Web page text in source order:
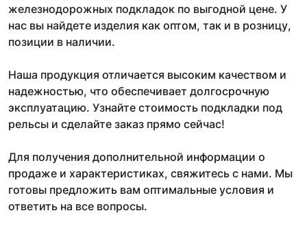
железнодорожных подкладок по выгодной цене. У
нас вы найдете изделия как оптом, так и в розницу,
позиции в наличии.
Наша продукция отличается высоким качеством и
надежностью, что обеспечивает долгосрочную
эксплуатацию. Узнайте стоимость подкладки под
рельсы и сделайте заказ прямо сейчас!
Для получения дополнительной информации о
продаже и характеристиках, свяжитесь с нами. Мы
готовы предложить вам оптимальные условия и
ответить на все вопросы.